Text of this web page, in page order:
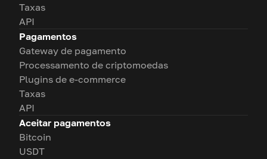
Taxas
API
Pagamentos
Gateway de pagamento
Processamento de criptomoedas
Plugins de e-commerce
Taxas
API
Aceitar pagamentos
Bitcoin
USDT